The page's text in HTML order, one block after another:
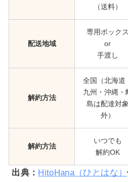
（送料）
配送地域
専用ボックス
or
手渡し
解約方法
全国（北海道
九州・沖縄・
島は配達対象
外）
解約方法
いつでも
解約OK
出典： HitoHana（ひとはな）